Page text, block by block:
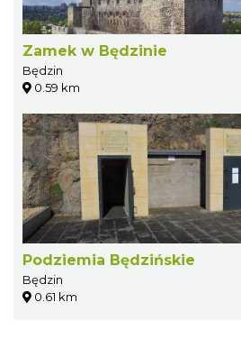
Zamek w Będzinie
Będzin
0.59 km
Podziemia Będzińskie
Będzin
0.61 km